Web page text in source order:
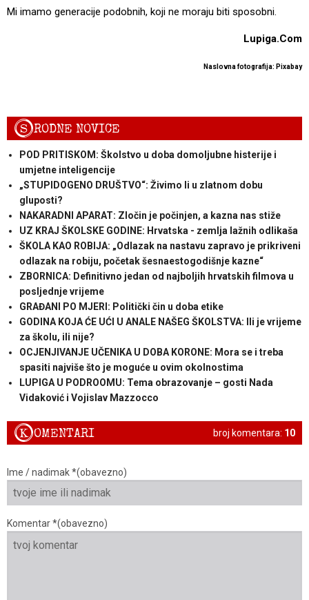
Mi imamo generacije podobnih, koji ne moraju biti sposobni.
Lupiga.Com
Naslovna fotografija: Pixabay
SRODNE NOVICE
POD PRITISKOM: Školstvo u doba domoljubne histerije i
umjetne inteligencije
„STUPIDOGENO DRUŠTVO“: Živimo li u zlatnom dobu
gluposti?
NAKARADNI APARAT: Zločin je počinjen, a kazna nas stiže
UZ KRAJ ŠKOLSKE GODINE: Hrvatska - zemlja lažnih odlikaša
ŠKOLA KAO ROBIJA: „Odlazak na nastavu zapravo je prikriveni
odlazak na robiju, početak šesnaestogodišnje kazne“
ZBORNICA: Definitivno jedan od najboljih hrvatskih filmova u
posljednje vrijeme
GRAĐANI PO MJERI: Politički čin u doba etike
GODINA KOJA ĆE UĆI U ANALE NAŠEG ŠKOLSTVA: Ili je vrijeme
za školu, ili nije?
OCJENJIVANJE UČENIKA U DOBA KORONE: Mora se i treba
spasiti najviše što je moguće u ovim okolnostima
LUPIGA U PODROOMU: Tema obrazovanje – gosti Nada
Vidaković i Vojislav Mazzocco
broj komentara: 10
KOMENTARI
Ime / nadimak *(obavezno)
Komentar *(obavezno)